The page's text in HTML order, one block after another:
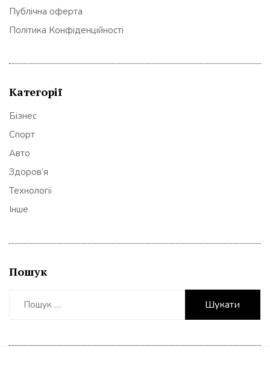
Публічна оферта
Політика Конфіденційності
Категорії
Бізнес
Спорт
Авто
Здоров’я
Технології
Інше
Пошук